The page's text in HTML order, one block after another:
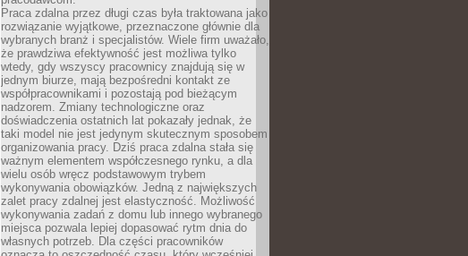
Praca zdalna przez długi czas była traktowana jako
rozwiązanie wyjątkowe, przeznaczone głównie dla
wybranych branż i specjalistów. Wiele firm uważało,
że prawdziwa efektywność jest możliwa tylko
wtedy, gdy wszyscy pracownicy znajdują się w
jednym biurze, mają bezpośredni kontakt ze
współpracownikami i pozostają pod bieżącym
nadzorem. Zmiany technologiczne oraz
doświadczenia ostatnich lat pokazały jednak, że
taki model nie jest jedynym skutecznym sposobem
organizowania pracy. Dziś praca zdalna stała się
ważnym elementem współczesnego rynku, a dla
wielu osób wręcz podstawowym trybem
wykonywania obowiązków. Jedną z największych
zalet pracy zdalnej jest elastyczność. Możliwość
wykonywania zadań z domu lub innego wybranego
miejsca pozwala lepiej dopasować rytm dnia do
własnych potrzeb. Dla części pracowników